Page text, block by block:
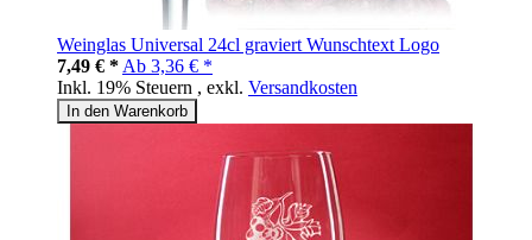
Weinglas Universal 24cl graviert Wunschtext Logo
7,49 € * Ab 3,36 € *
Inkl. 19% Steuern , exkl. Versandkosten
In den Warenkorb